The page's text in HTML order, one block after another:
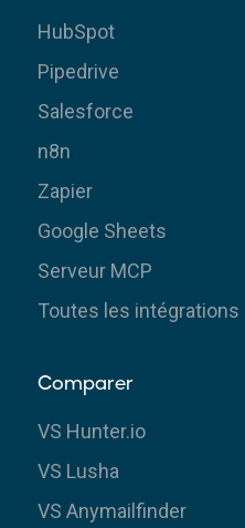
HubSpot
Pipedrive
Salesforce
n8n
Zapier
Google Sheets
Serveur MCP
Toutes les intégrations
Comparer
VS Hunter.io
VS Lusha
VS Anymailfinder